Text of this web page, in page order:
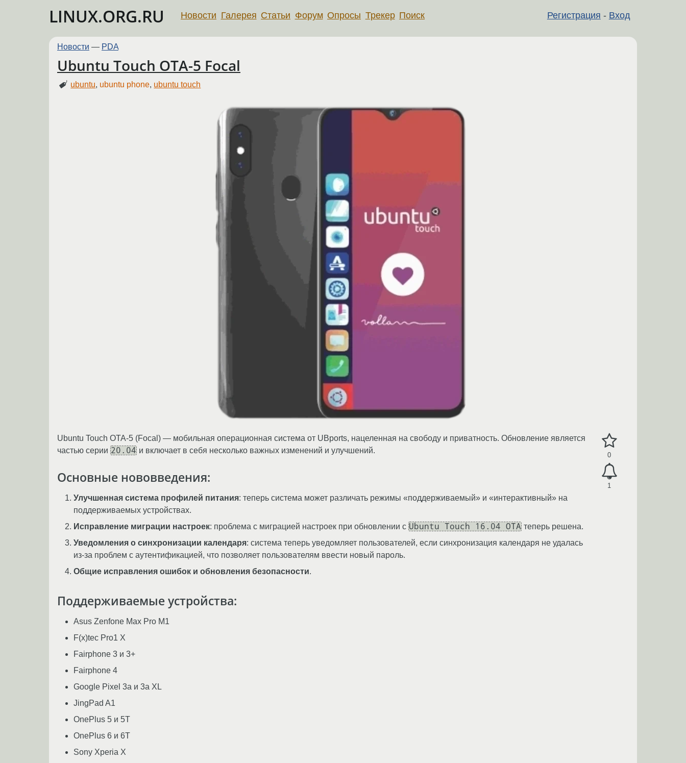
LINUX.ORG.RU Регистрация - Вход
Новости Галерея Статьи Форум Опросы Трекер Поиск
Новости — PDA
Ubuntu Touch OTA-5 Focal
ubuntu, ubuntu phone, ubuntu touch
0
1
Ubuntu Touch OTA-5 (Focal) — мобильная операционная система от UBports, нацеленная на свободу и приватность. Обновление является
частью серии 20.04 и включает в себя несколько важных изменений и улучшений.
Основные нововведения:
Улучшенная система профилей питания: теперь система может различать режимы «поддерживаемый» и «интерактивный» на
поддерживаемых устройствах.
Исправление миграции настроек: проблема с миграцией настроек при обновлении с Ubuntu Touch 16.04 OTA теперь решена.
Уведомления о синхронизации календаря: система теперь уведомляет пользователей, если синхронизация календаря не удалась
из-за проблем с аутентификацией, что позволяет пользователям ввести новый пароль.
Общие исправления ошибок и обновления безопасности.
Поддерживаемые устройства:
Asus Zenfone Max Pro M1
F(x)tec Pro1 X
Fairphone 3 и 3+
Fairphone 4
Google Pixel 3a и 3a XL
JingPad A1
OnePlus 5 и 5T
OnePlus 6 и 6T
Sony Xperia X